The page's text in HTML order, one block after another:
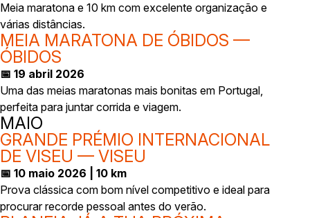
Meia maratona e 10 km com excelente organização e
várias distâncias.
MEIA MARATONA DE ÓBIDOS —
ÓBIDOS
📅 19 abril 2026
Uma das meias maratonas mais bonitas em Portugal,
perfeita para juntar corrida e viagem.
MAIO
GRANDE PRÉMIO INTERNACIONAL
DE VISEU — VISEU
📅 10 maio 2026 | 10 km
Prova clássica com bom nível competitivo e ideal para
procurar recorde pessoal antes do verão.